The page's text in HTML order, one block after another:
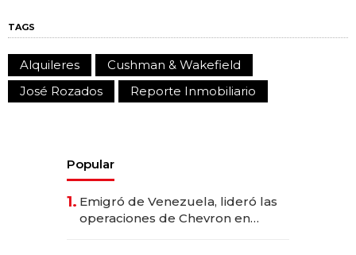
TAGS
Alquileres
Cushman & Wakefield
José Rozados
Reporte Inmobiliario
Popular
1. Emigró de Venezuela, lideró las
operaciones de Chevron en